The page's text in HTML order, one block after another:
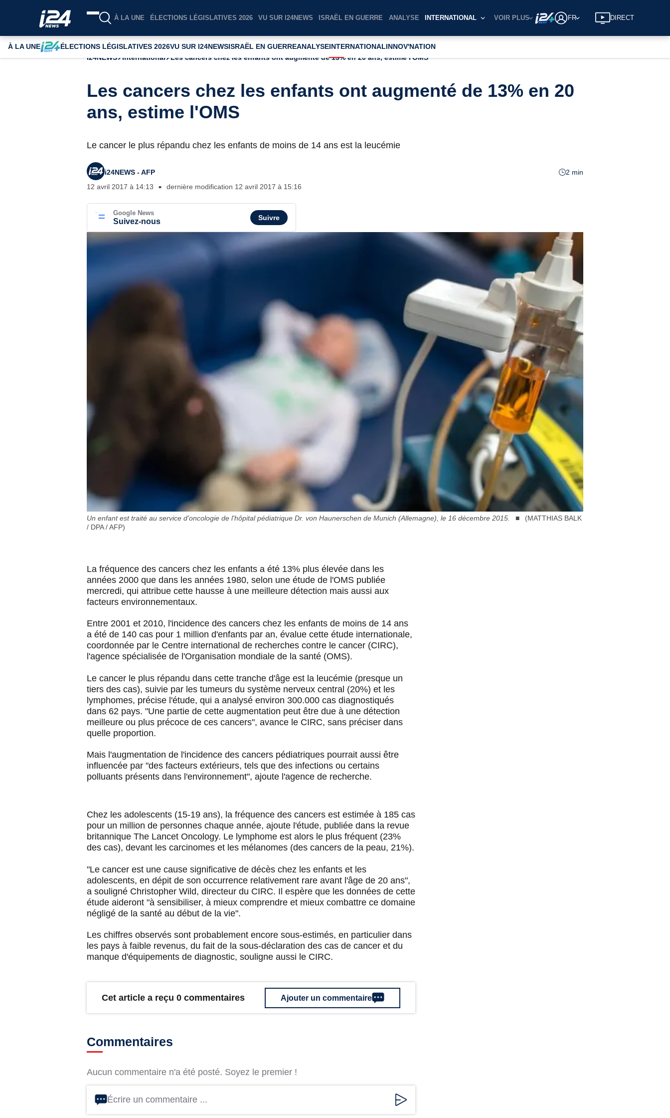
À LA UNE ÉLECTIONS LÉGISLATIVES 2026 VU SUR I24NEWS ISRAËL EN GUERRE ANALYSE INTERNATIONAL VOIR PLUS FR DIRECT
À LA UNE ÉLECTIONS LÉGISLATIVES 2026VU SUR I24NEWSISRAËL EN GUERREANALYSEINTERNATIONALINNOV'NATION
i24NEWS
International Les cancers chez les enfants ont augmenté de 13% en 20 ans, estime l'OMS
Les cancers chez les enfants ont augmenté de 13% en 20
ans, estime l'OMS
Le cancer le plus répandu chez les enfants de moins de 14 ans est la leucémie
i24NEWS - AFP
2 min
12 avril 2017 à 14:13 ■ dernière modification 12 avril 2017 à 15:16
Google News
Suivez-nous Suivre
Un enfant est traité au service d'oncologie de l'hôpital pédiatrique Dr. von Haunerschen de Munich (Allemagne), le 16 décembre 2015.
(MATTHIAS BALK
/ DPA / AFP)
La fréquence des cancers chez les enfants a été 13% plus élevée dans les
années 2000 que dans les années 1980, selon une étude de l'OMS publiée
mercredi, qui attribue cette hausse à une meilleure détection mais aussi aux
facteurs environnementaux.
Entre 2001 et 2010, l'incidence des cancers chez les enfants de moins de 14 ans
a été de 140 cas pour 1 million d'enfants par an, évalue cette étude internationale,
coordonnée par le Centre international de recherches contre le cancer (CIRC),
l'agence spécialisée de l'Organisation mondiale de la santé (OMS).
Le cancer le plus répandu dans cette tranche d'âge est la leucémie (presque un
tiers des cas), suivie par les tumeurs du système nerveux central (20%) et les
lymphomes, précise l'étude, qui a analysé environ 300.000 cas diagnostiqués
dans 62 pays. "Une partie de cette augmentation peut être due à une détection
meilleure ou plus précoce de ces cancers", avance le CIRC, sans préciser dans
quelle proportion.
Mais l'augmentation de l'incidence des cancers pédiatriques pourrait aussi être
influencée par "des facteurs extérieurs, tels que des infections ou certains
polluants présents dans l'environnement", ajoute l'agence de recherche.
Chez les adolescents (15-19 ans), la fréquence des cancers est estimée à 185 cas
pour un million de personnes chaque année, ajoute l'étude, publiée dans la revue
britannique The Lancet Oncology. Le lymphome est alors le plus fréquent (23%
des cas), devant les carcinomes et les mélanomes (des cancers de la peau, 21%).
"Le cancer est une cause significative de décès chez les enfants et les
adolescents, en dépit de son occurrence relativement rare avant l'âge de 20 ans",
a souligné Christopher Wild, directeur du CIRC. Il espère que les données de cette
étude aideront "à sensibiliser, à mieux comprendre et mieux combattre ce domaine
négligé de la santé au début de la vie".
Les chiffres observés sont probablement encore sous-estimés, en particulier dans
les pays à faible revenus, du fait de la sous-déclaration des cas de cancer et du
manque d'équipements de diagnostic, souligne aussi le CIRC.
Cet article a reçu 0 commentaires Ajouter un commentaire
Commentaires
Aucun commentaire n'a été posté. Soyez le premier !
Écrire un commentaire ...